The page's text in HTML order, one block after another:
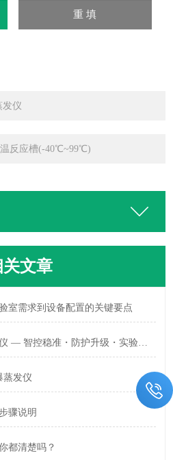
发仪
温反应槽(-40℃~99℃)
关文章
室需求到设备配置的关键要点
【新品速递】新款旋转蒸发仪 — 智控稳准・防护升级・实验安心
蒸发仪
骤说明
都清楚吗？